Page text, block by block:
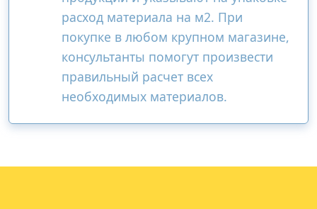
расход материала на м2. При
покупке в любом крупном магазине,
консультанты помогут произвести
правильный расчет всех
необходимых материалов.